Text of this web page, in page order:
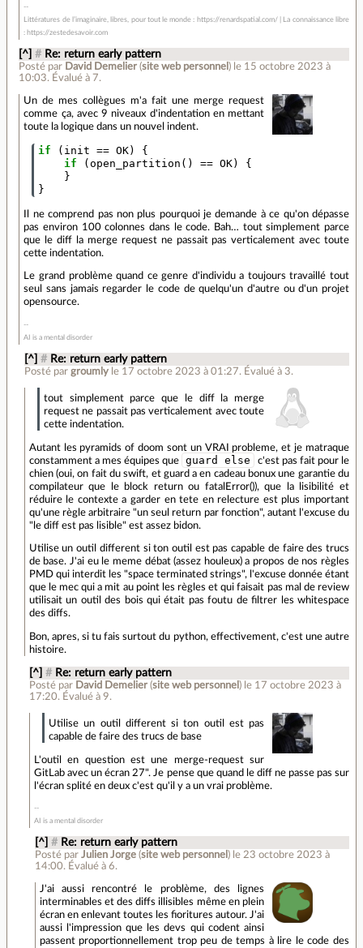
Littératures de l’imaginaire, libres, pour tout le monde : https://renardspatial.com/ | La connaissance libre
: https://zestedesavoir.com
[^] # Re: return early pattern
Posté par David Demelier (site web personnel ) le 15 octobre 2023 à
10:03. Évalué à7.
Un de mes collègues m'a fait une merge request
comme ça, avec 9 niveaux d'indentation en mettant
toute la logique dans un nouvel indent.
if ( init == OK)
{
if
(open_partition () == OK)
{
}
}
Il ne comprend pas non plus pourquoi je demande à ce qu'on dépasse
pas environ 100 colonnes dans le code. Bah… tout simplement parce
que le diff la merge request ne passait pas verticalement avec toute
cette indentation.
Le grand problème quand ce genre d'individu a toujours travaillé tout
seul sans jamais regarder le code de quelqu'un d'autre ou d'un projet
opensource.
AI is a mental disorder
[^] # Re: return early pattern
Posté par groumly le 17 octobre 2023 à 01:27. Évalué à 3.
tout simplement parce que le diff la merge
request ne passait pas verticalement avec toute
cette indentation.
Autant les pyramids of doom sont un VRAI probleme, et je matraque
constamment a mes équipes que
guard else
c'est pas fait pour le
chien (oui, on fait du swift, et guard a en cadeau bonux une garantie du
compilateur que le block return ou fatalError()), que la lisibilité et
réduire le contexte a garder en tete en relecture est plus important
qu'une règle arbitraire "un seul return par fonction", autant l'excuse du
"le diff est pas lisible" est assez bidon.
Utilise un outil different si ton outil est pas capable de faire des trucs
de base. J'ai eu le meme débat (assez houleux) a propos de nos règles
PMD qui interdit les "space terminated strings", l'excuse donnée étant
que le mec qui a mit au point les règles et qui faisait pas mal de review
utilisait un outil des bois qui était pas foutu de filtrer les whitespace
des diffs.
Bon, apres, si tu fais surtout du python, effectivement, c'est une autre
histoire.
[^] # Re: return early pattern
Posté par David Demelier (site web personnel ) le 17 octobre 2023 à
17:20. Évalué à9.
Utilise un outil different si ton outil est pas
capable de faire des trucs de base
L'outil en question est une merge-request sur
GitLab avec un écran 27". Je pense que quand le diff ne passe pas sur
l'écran splité en deux c'est qu'il y a un vrai problème.
AI is a mental disorder
[^] # Re: return early pattern
Posté par Julien Jorge(site web personnel ) le 23 octobre 2023 à
14:00.Évalué à 6.
J'ai aussi rencontré le problème, des lignes
interminables et des diffs illisibles même en plein
écran en enlevant toutes les fioritures autour. J'ai
aussi l'impression que les devs qui codent ainsi
passent proportionnellement trop peu de temps à lire le code des